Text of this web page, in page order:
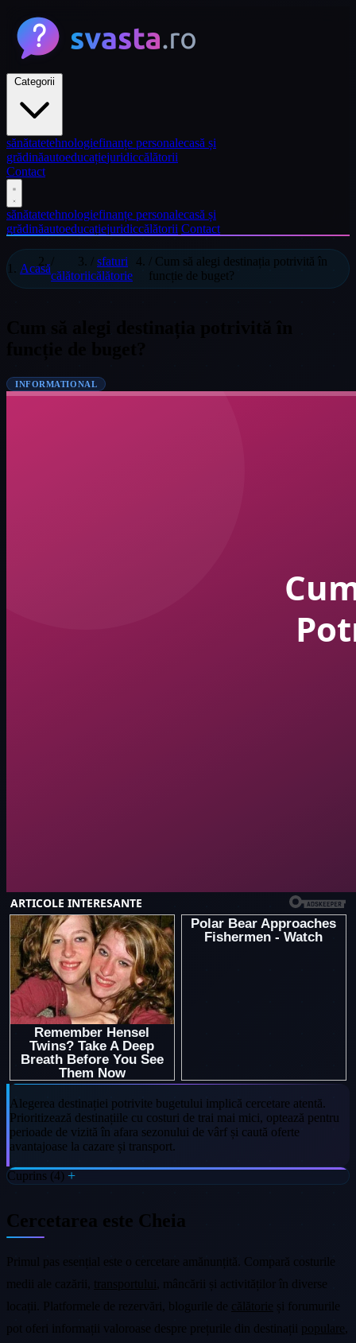
sănătatetehnologiefinanțe personalecasă și
grădinăautoeducațiejuridiccălătorii
Contact
sănătatetehnologiefinanțe personalecasă și
grădinăautoeducațiejuridiccălătorii Contact
Acasă
călătorii
sfaturi
călătorie
/ Cum să alegi destinația potrivită în
funcție de buget?
INFORMATIONAL
Alegerea destinației potrivite bugetului implică cercetare atentă.
Prioritizează destinațiile cu costuri de trai mai mici, optează pentru
perioade de vizită în afara sezonului de vârf și caută oferte
avantajoase la cazare și transport.
Cuprins (4)
Cercetarea este Cheia
Primul pas esențial este o cercetare amănunțită. Compară costurile
medii ale cazării, transportului, mâncării și activităților în diverse
locații. Platformele de rezervări, blogurile de călătorie și forumurile
pot oferi informații valoroase despre prețurile din destinații populare,